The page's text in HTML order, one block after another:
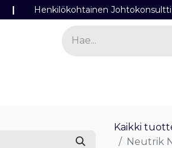
| Henkilökohtainen
Kaikki
Neutrik